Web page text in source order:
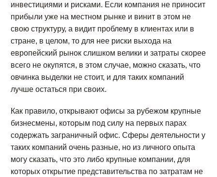
инвестициями и рисками. Если компания не приносит
прибыли уже на местном рынке и винит в этом не
свою структуру, а видит проблему в клиентах или в
стране, в целом, то для нее риски выхода на
европейский рынок слишком велики и затраты скорее
всего не окупятся, в этом случае, можно сказать, что
овчинка выделки не стоит, и для таких компаний
лучше остаться при своих.
Как правило, открывают офисы за рубежом крупные
бизнесмены, которым под силу на первых парах
содержать заграничный офис. Сферы деятельности у
таких компаний очень разные, но из личного опыта
могу сказать, что это либо крупные компании, для
которых открытие представительства по затратам не